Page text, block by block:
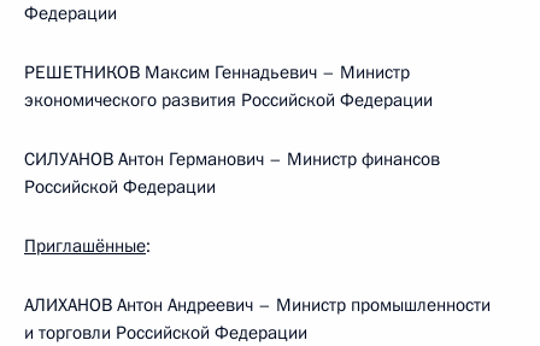
Федерации
РЕШЕТНИКОВ Максим Геннадьевич – Министр
экономического развития Российской Федерации
СИЛУАНОВ Антон Германович – Министр финансов
Российской Федерации
Приглашённые:
АЛИХАНОВ Антон Андреевич – Министр промышленности
и торговли Российской Федерации